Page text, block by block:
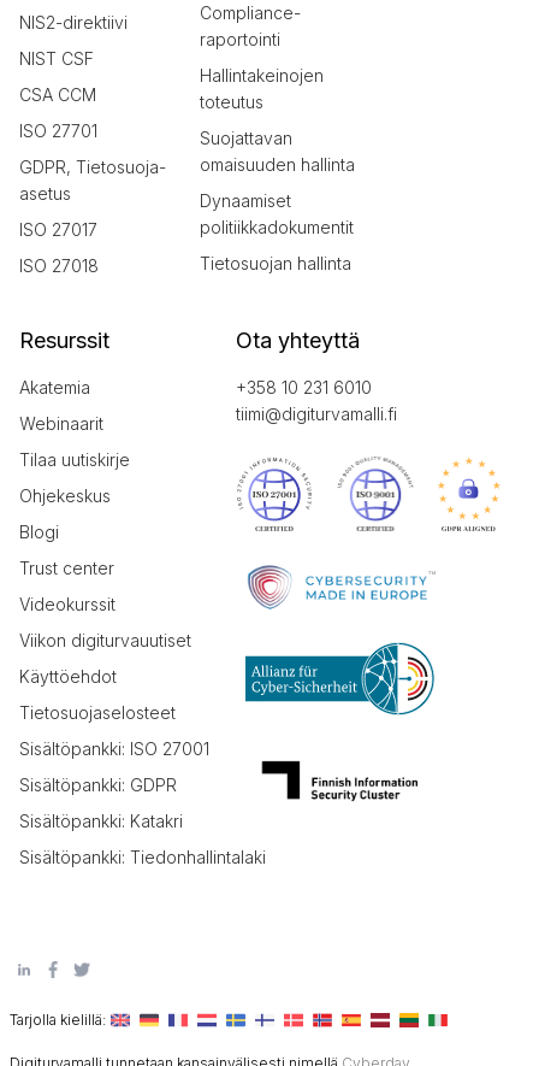
NIS2-direktiivi
NIST CSF
CSA CCM
ISO 27701
GDPR, Tietosuoja-
asetus
ISO 27017
ISO 27018
Compliance-
raportointi
Hallintakeinojen
toteutus
Suojattavan
omaisuuden hallinta
Dynaamiset
politiikkadokumentit
Tietosuojan hallinta
Resurssit
Akatemia
Webinaarit
Tilaa uutiskirje
Ohjekeskus
Blogi
Trust center
Videokurssit
Viikon digiturvauutiset
Käyttöehdot
Tietosuojaselosteet
Sisältöpankki: ISO 27001
Sisältöpankki: GDPR
Sisältöpankki: Katakri
Sisältöpankki: Tiedonhallintalaki
Ota yhteyttä
+358 10 231 6010
tiimi@digiturvamalli.fi
Tarjolla kielillä: